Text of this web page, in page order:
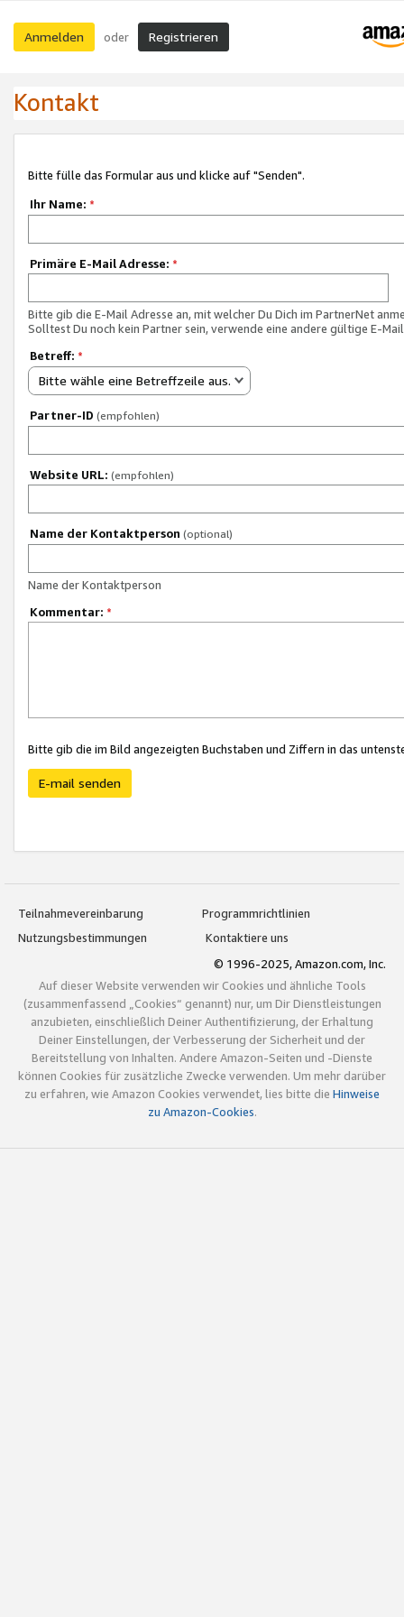
Anmelden oder Registrieren
Kontakt
Bitte fülle das Formular aus und klicke auf "Senden".
Ihr Name: *
Primäre E-Mail Adresse: *
Bitte gib die E-Mail Adresse an, mit welcher Du Dich im PartnerNet
Solltest Du noch kein Partner sein, verwende eine andere gültige E-
Betreff: *
Bitte wähle eine Betreffzeile aus.
Partner-ID (empfohlen)
Website URL: (empfohlen)
Name der Kontaktperson (optional)
Name der Kontaktperson
Kommentar: *
Bitte gib die im Bild angezeigten Buchstaben und Ziffern in das
E-mail senden
Teilnahmevereinbarung
Programmrichtlinien
Nutzungsbestimmungen
Kontaktiere uns
© 1996-2025, Amazon.com, Inc.
Auf dieser Website verwenden wir Cookies und ähnliche Tools
(zusammenfassend „Cookies“ genannt) nur, um Dir Dienstleistungen
anzubieten, einschließlich Deiner Authentifizierung, der Erhaltung
Deiner Einstellungen, der Verbesserung der Sicherheit und der
Bereitstellung von Inhalten. Andere Amazon-Seiten und -Dienste
können Cookies für zusätzliche Zwecke verwenden. Um mehr darüber
zu erfahren, wie Amazon Cookies verwendet, lies bitte die Hinweise
zu Amazon-Cookies.